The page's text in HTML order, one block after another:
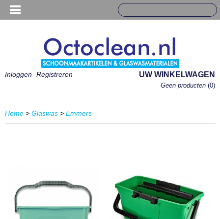
Inloggen Registreren UW WINKELWAGEN
Geen producten (0)
Home > Glaswas > Emmers